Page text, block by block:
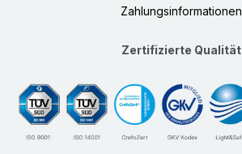
Zahlungsinformationen
Zertifizierte Qualität